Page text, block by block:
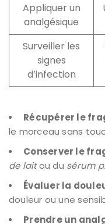
Appliquer un
analgésique
Surveiller les
signes
d’infection
Récupérer le
le morceau sans
Conserver le
de laitou du sérum
Évaluer la
douleur ou une
Prendre un